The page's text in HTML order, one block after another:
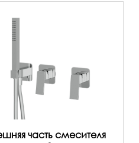
часть смесителя